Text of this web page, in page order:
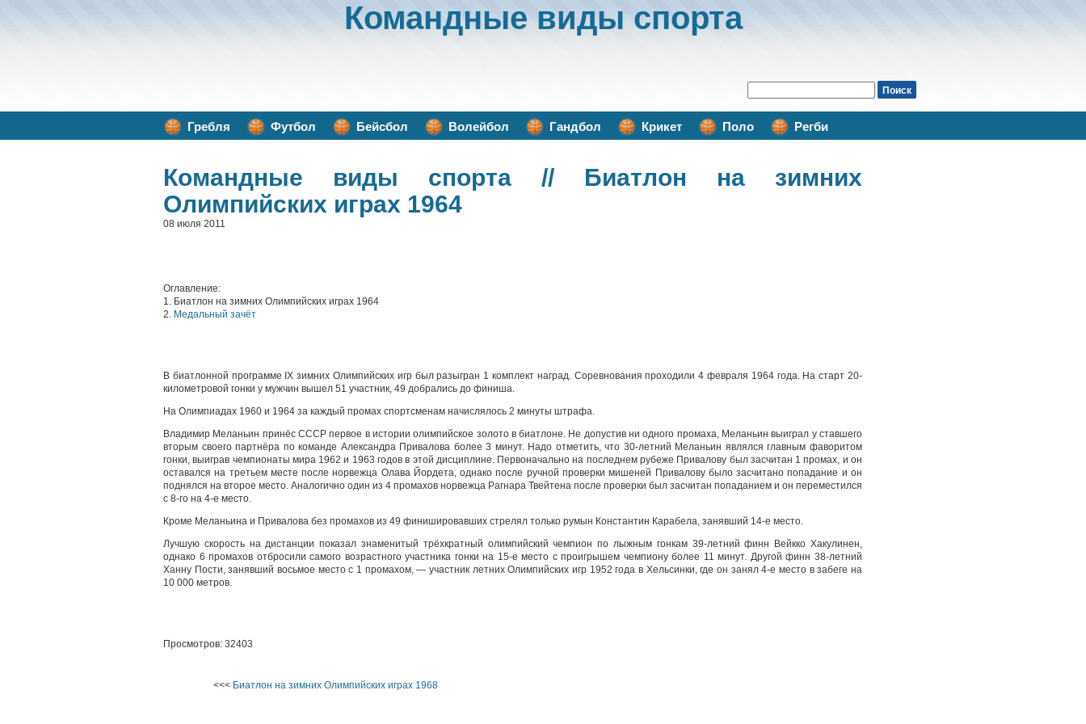
Командные виды спорта
Гребля Футбол Бейсбол Волейбол Гандбол Крикет Поло Регби
Командные виды спорта // Биатлон на зимних
Олимпийских играх 1964
08 июля 2011
Оглавление:
1. Биатлон на зимних Олимпийских играх 1964
2. Медальный зачёт
В биатлонной программе IX зимних Олимпийских игр был разыгран 1 комплект наград. Соревнования проходили 4 февраля 1964 года. На старт 20-
километровой гонки у мужчин вышел 51 участник, 49 добрались до финиша.
На Олимпиадах 1960 и 1964 за каждый промах спортсменам начислялось 2 минуты штрафа.
Владимир Меланьин принёс СССР первое в истории олимпийское золото в биатлоне. Не допустив ни одного промаха, Меланьин выиграл у ставшего
вторым своего партнёра по команде Александра Привалова более 3 минут. Надо отметить, что 30-летний Меланьин являлся главным фаворитом
гонки, выиграв чемпионаты мира 1962 и 1963 годов в этой дисциплине. Первоначально на последнем рубеже Привалову был засчитан 1 промах, и он
оставался на третьем месте после норвежца Олава Йордета, однако после ручной проверки мишеней Привалову было засчитано попадание и он
поднялся на второе место. Аналогично один из 4 промахов норвежца Рагнара Твейтена после проверки был засчитан попаданием и он переместился
с 8-го на 4-е место.
Кроме Меланьина и Привалова без промахов из 49 финишировавших стрелял только румын Константин Карабела, занявший 14-е место.
Лучшую скорость на дистанции показал знаменитый трёхкратный олимпийский чемпион по лыжным гонкам 39-летний финн Вейкко Хакулинен,
однако 6 промахов отбросили самого возрастного участника гонки на 15-е место с проигрышем чемпиону более 11 минут. Другой финн 38-летний
Ханну Пости, занявший восьмое место с 1 промахом, — участник летних Олимпийских игр 1952 года в Хельсинки, где он занял 4-е место в забеге на
10 000 метров.
Просмотров: 32403
<<< Биатлон на зимних Олимпийских играх 1968